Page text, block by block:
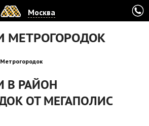
Москва
МЕТРОГОРОДОК
Метрогородок
В РАЙОН
ОТ МЕГАПОЛИС